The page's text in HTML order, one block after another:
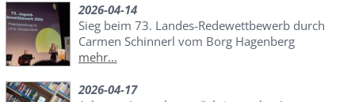
2026-04-14
Sieg beim 73. Landes-Redewettbewerb durch
Carmen Schinnerl vom Borg Hagenberg
mehr...
2026-04-17